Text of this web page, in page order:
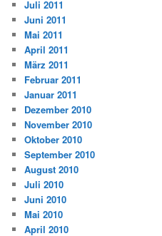
Juli 2011
Juni 2011
Mai 2011
April 2011
März 2011
Februar 2011
Januar 2011
Dezember 2010
November 2010
Oktober 2010
September 2010
August 2010
Juli 2010
Juni 2010
Mai 2010
April 2010